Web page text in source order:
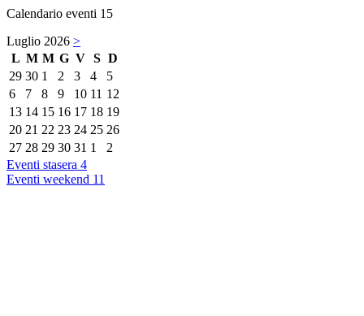
Calendario eventi 15
Luglio 2026 >
L M M G V S D
29 30 1 2 3 4
5
6
7 8 9 10 11 12
13 14 15 16 17 18 19
20 21 22 23 24 25 26
27 28 29 30 31 1
2
Eventi stasera 4
Eventi weekend 11